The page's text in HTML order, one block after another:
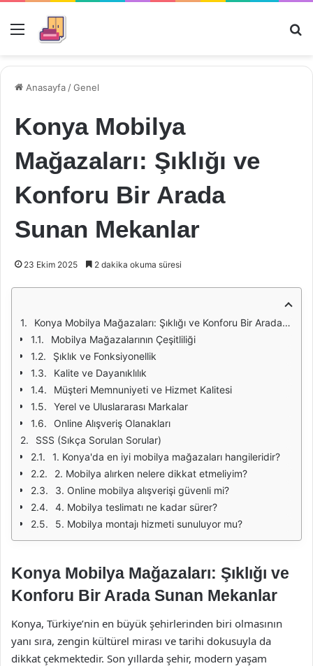
Menü
Anasayfa /Genel
Konya Mobilya
Mağazaları: Şıklığı ve
Konforu Bir Arada
Sunan Mekanlar
23 Ekim 2025 2 dakika okuma süresi
Konya Mobilya Mağazaları: Şıklığı ve Konforu Bir Arada Sunan Mekanlar
Mobilya Mağazalarının Çeşitliliği
Şıklık ve Fonksiyonellik
Kalite ve Dayanıklılık
Müşteri Memnuniyeti ve Hizmet Kalitesi
Yerel ve Uluslararası Markalar
Online Alışveriş Olanakları
SSS (Sıkça Sorulan Sorular)
1. Konya'da en iyi mobilya mağazaları hangileridir?
2. Mobilya alırken nelere dikkat etmeliyim?
3. Online mobilya alışverişi güvenli mi?
4. Mobilya teslimatı ne kadar sürer?
5. Mobilya montajı hizmeti sunuluyor mu?
Konya Mobilya Mağazaları: Şıklığı ve
Konforu Bir Arada Sunan Mekanlar
Konya, Türkiye’nin en büyük şehirlerinden biri olmasının
yanı sıra, zengin kültürel mirası ve tarihi dokusuyla da
dikkat çekmektedir. Son yıllarda şehir, modern yaşam